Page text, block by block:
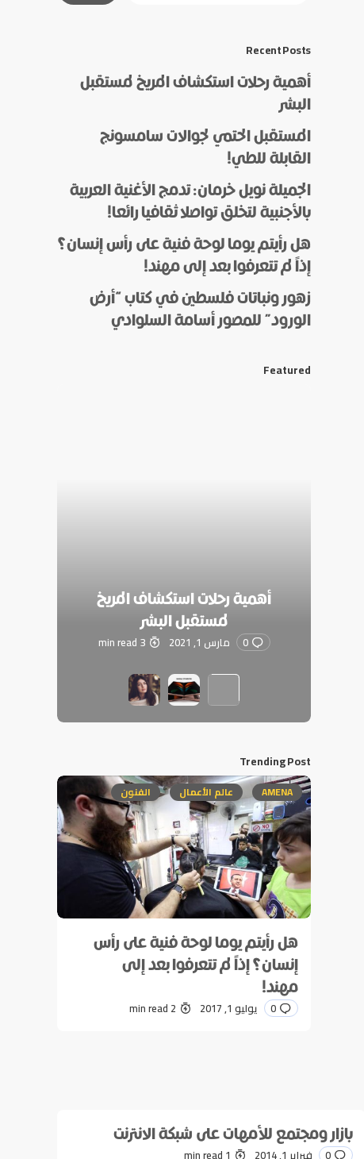
Recent Posts
أهمية رحلات استكشاف المريخ لمستقبل
البشر
المستقبل الحتمي لجوالات سامسونج
القابلة للطي!
الجميلة نويل خرمان: تدمج الأغنية العربية
بالأجنبية لتخلق تواصلا ثقافيا رائعا!
هل رأيتم يوما لوحة فنية على رأس إنسان؟
إذاً لم تتعرفوا بعد إلى مهند!
زهور ونباتات فلسطين في كتاب “أرض
الورود” للمصور أسامة السلوادي
Featured
أهمية رحلات استكشاف المريخ
لمستقبل البشر
0 مارس 1, 2021 3 min read
Trending Post
AMENA عالم الأعمال الفنون
هل رأيتم يوما لوحة فنية على رأس
إنسان؟ إذاً لم تتعرفوا بعد إلى
مهند!
0 يوليو 1, 2017 2 min read
بازار ومجتمع للأمهات على شبكة الانترنت
0 فبراير 1, 2014 1 min read